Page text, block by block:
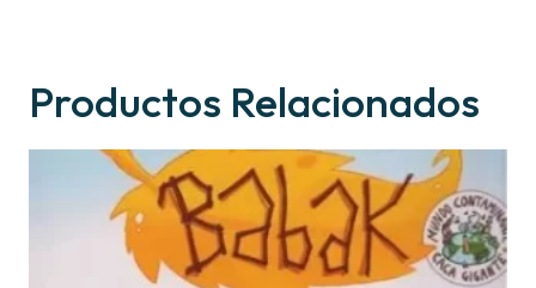
Productos Relacionados